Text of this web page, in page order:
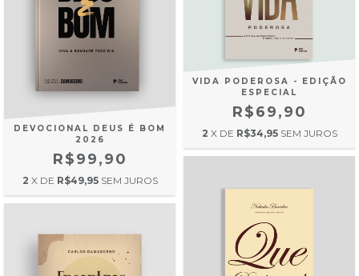
DEVOCIONAL DEUS É BOM
2026
R$99,90
2 X DE R$49,95 SEM JUROS
VIDA PODEROSA - EDIÇÃO
ESPECIAL
R$69,90
2 X DE R$34,95 SEM JUROS